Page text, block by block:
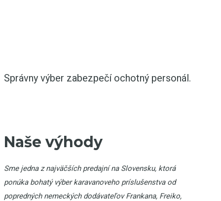
Správny výber zabezpečí ochotný personál.
Naše výhody
Sme jedna z najväčších predajní na Slovensku, ktorá
ponúka bohatý výber karavanoveho príslušenstva od
popredných nemeckých dodávateľov Frankana, Freiko,